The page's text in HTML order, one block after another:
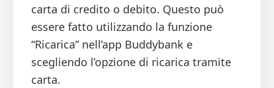
carta di credito o debito. Questo può
essere fatto utilizzando la funzione
“Ricarica” nell’app Buddybank e
scegliendo l’opzione di ricarica tramite
carta.